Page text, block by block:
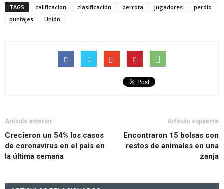
TAGS calificacion clasificación derrota jugadores
perdio
puntajes
Unión
Artículo anterior
Crecieron un 54% los casos
de coronavirus en el país en
la última semana
Artículo siguiente
Encontraron 15 bolsas con
restos de animales en una
zanja